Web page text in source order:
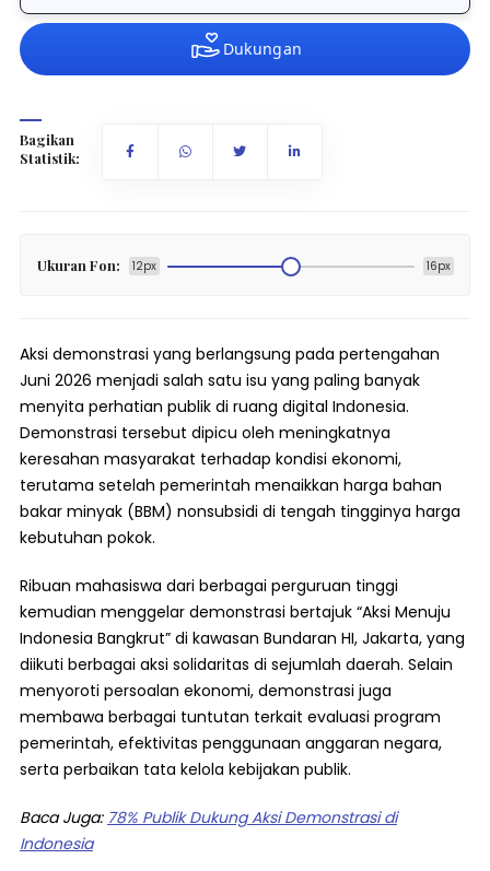
Bagikan
Statistik:
Ukuran Fon: 12px 16px
Aksi demonstrasi yang berlangsung pada pertengahan
Juni 2026 menjadi salah satu isu yang paling banyak
menyita perhatian publik di ruang digital Indonesia.
Demonstrasi tersebut dipicu oleh meningkatnya
keresahan masyarakat terhadap kondisi ekonomi,
terutama setelah pemerintah menaikkan harga bahan
bakar minyak (BBM) nonsubsidi di tengah tingginya harga
kebutuhan pokok.
Ribuan mahasiswa dari berbagai perguruan tinggi
kemudian menggelar demonstrasi bertajuk “Aksi Menuju
Indonesia Bangkrut” di kawasan Bundaran HI, Jakarta, yang
diikuti berbagai aksi solidaritas di sejumlah daerah. Selain
menyoroti persoalan ekonomi, demonstrasi juga
membawa berbagai tuntutan terkait evaluasi program
pemerintah, efektivitas penggunaan anggaran negara,
serta perbaikan tata kelola kebijakan publik.
Baca Juga: 78% Publik Dukung Aksi Demonstrasi di
Indonesia